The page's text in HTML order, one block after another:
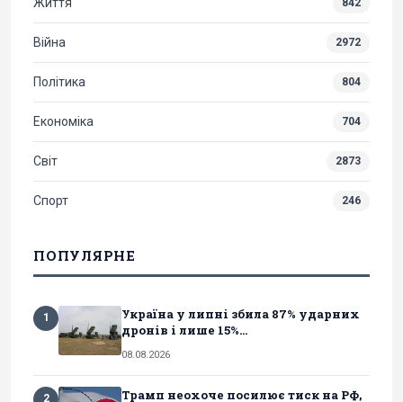
Війна 2972
Політика 804
Економіка 704
Світ 2873
Спорт 246
ПОПУЛЯРНЕ
1
Україна у липні збила 87% ударних
дронів і лише 15%...
08.08.2026
2
Трамп неохоче посилює тиск на РФ,